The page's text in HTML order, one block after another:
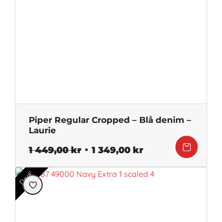
Piper Regular Cropped – Blå denim –
Laurie
1 449,00kr Det
priset
1 349,00 krDet
nuvarande
priset
Deal!